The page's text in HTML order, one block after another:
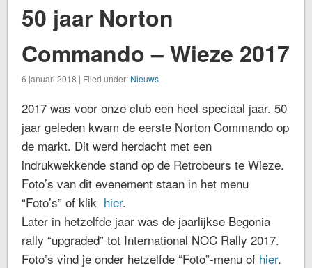
50 jaar Norton
Commando – Wieze 2017
6 januari 2018 | Filed under: Nieuws
2017 was voor onze club een heel speciaal jaar. 50
jaar geleden kwam de eerste Norton Commando op
de markt. Dit werd herdacht met een
indrukwekkende stand op de Retrobeurs te Wieze.
Foto’s van dit evenement staan in het menu
“Foto’s” of klik hier.
Later in hetzelfde jaar was de jaarlijkse Begonia
rally “upgraded” tot International NOC Rally 2017.
Foto’s vind je onder hetzelfde “Foto”-menu of hier.